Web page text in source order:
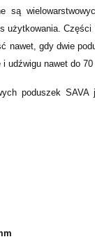
są
użytkowania.
nawet, gdy dwie
udźwigu nawet do 70
poduszek